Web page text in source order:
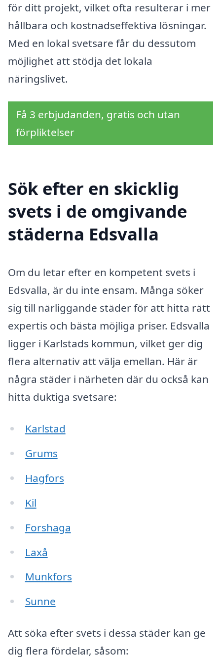
för ditt projekt, vilket ofta resulterar i mer
hållbara och kostnadseffektiva lösningar.
Med en lokal svetsare får du dessutom
möjlighet att stödja det lokala
näringslivet.
Få 3 erbjudanden, gratis och utan
förpliktelser
Sök efter en skicklig
svets i de omgivande
städerna Edsvalla
Om du letar efter en kompetent svets i
Edsvalla, är du inte ensam. Många söker
sig till närliggande städer för att hitta rätt
expertis och bästa möjliga priser. Edsvalla
ligger i Karlstads kommun, vilket ger dig
flera alternativ att välja emellan. Här är
några städer i närheten där du också kan
hitta duktiga svetsare:
Karlstad
Grums
Hagfors
Kil
Forshaga
Laxå
Munkfors
Sunne
Att söka efter svets i dessa städer kan ge
dig flera fördelar, såsom: